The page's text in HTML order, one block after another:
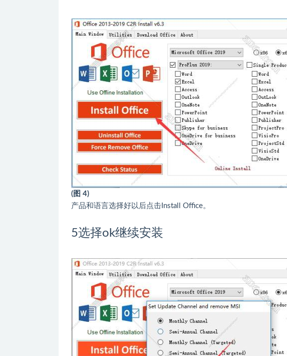
(图 4)
产品和语言选择好以后点击Install Office。
5选择ok继续安装